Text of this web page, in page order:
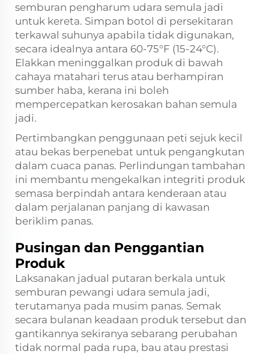
semburan pengharum udara semula jadi
untuk kereta. Simpan botol di persekitaran
terkawal suhunya apabila tidak digunakan,
secara idealnya antara 60-75°F (15-24°C).
Elakkan meninggalkan produk di bawah
cahaya matahari terus atau berhampiran
sumber haba, kerana ini boleh
mempercepatkan kerosakan bahan semula
jadi.
Pertimbangkan penggunaan peti sejuk kecil
atau bekas berpenebat untuk pengangkutan
dalam cuaca panas. Perlindungan tambahan
ini membantu mengekalkan integriti produk
semasa berpindah antara kenderaan atau
dalam perjalanan panjang di kawasan
beriklim panas.
Pusingan dan Penggantian
Produk
Laksanakan jadual putaran berkala untuk
semburan pewangi udara semula jadi,
terutamanya pada musim panas. Semak
secara bulanan keadaan produk tersebut dan
gantikannya sekiranya sebarang perubahan
tidak normal pada rupa, bau atau prestasi